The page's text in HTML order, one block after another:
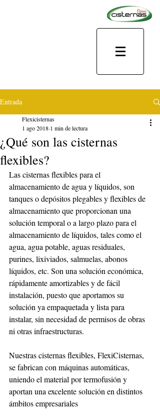
Entrada
¿Qué son las cisternas
flexibles?
Flexicisternas
1 ago 2018 1 min de lectura
Las cisternas flexibles para el
almacenamiento de agua y líquidos, son
tanques o depósitos plegables y flexibles de
almacenamiento que proporcionan una
solución temporal o a largo plazo para el
almacenamiento de líquidos, tales como el
agua, agua potable, aguas residuales,
purines, lixiviados, salmuelas, abonos
líquidos, etc. Son una solución económica,
rápidamente amortizables y de fácil
instalación, puesto que aportamos su
solución ya empaquetada y lista para
instalar, sin necesidad de permisos de obras
ni otras infraestructuras.
Nuestras cisternas flexibles, FlexiCisternas,
se fabrican con máquinas automáticas,
uniendo el material por termofusión y
aportan una excelente solución en distintos
ámbitos empresariales